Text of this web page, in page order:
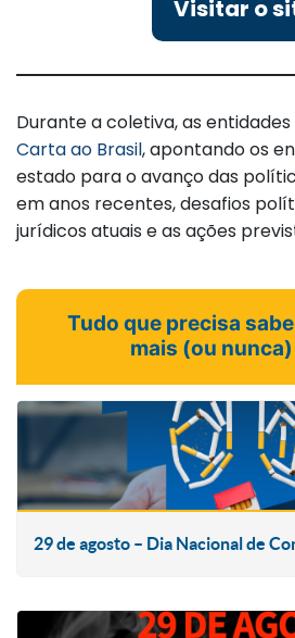
Visitar o
Durante a coletiva, as
Carta ao Brasil, apontando os
estado para o avanço das
em anos recentes, desafios
jurídicos atuais e as ações
Tudo que precisa
mais (ou
29 de agosto – Dia Nacional de